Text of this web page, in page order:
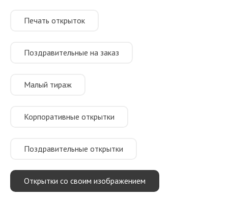
Печать открыток
Поздравительные на заказ
Малый тираж
Корпоративные открытки
Поздравительные открытки
Открытки со своим изображением